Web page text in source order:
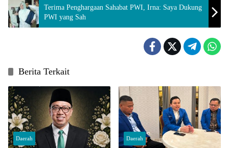
Terima Penghargaan Sahabat PWI, Irna: Saya Dukung
PWI yang Sah
Berita Terkait
Daerah Daerah